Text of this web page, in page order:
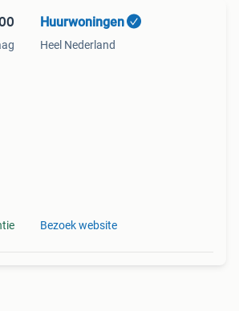
Huurwoningen
Heel Nederland
Bezoek website